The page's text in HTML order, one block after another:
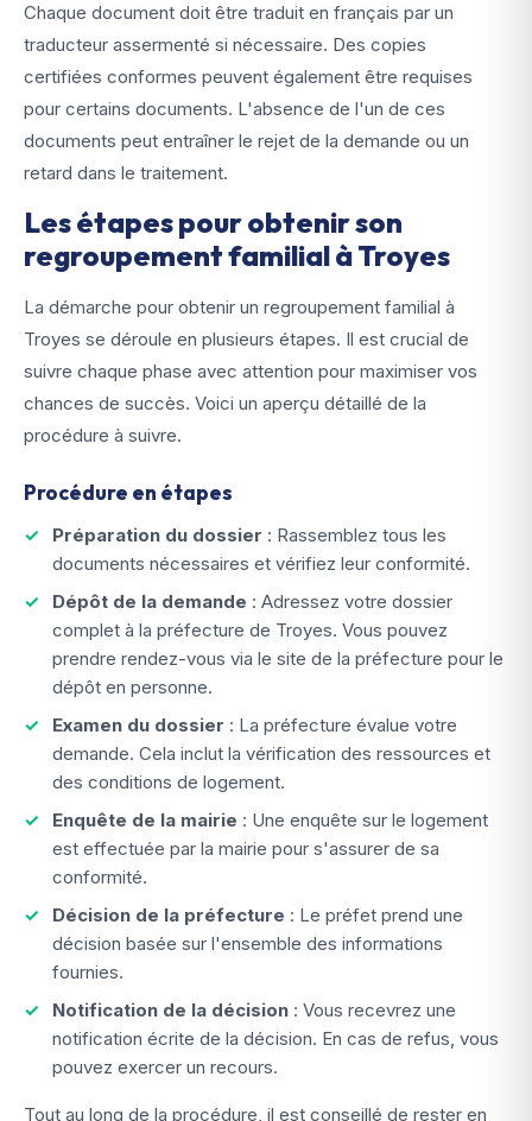
Chaque document doit être traduit en français par un
traducteur assermenté si nécessaire. Des copies
certifiées conformes peuvent également être requises
pour certains documents. L'absence de l'un de ces
documents peut entraîner le rejet de la demande ou un
retard dans le traitement.
Les étapes pour obtenir son
regroupement familial à Troyes
La démarche pour obtenir un regroupement familial à
Troyes se déroule en plusieurs étapes. Il est crucial de
suivre chaque phase avec attention pour maximiser vos
chances de succès. Voici un aperçu détaillé de la
procédure à suivre.
Procédure en étapes
Préparation du dossier : Rassemblez tous les
documents nécessaires et vérifiez leur conformité.
Dépôt de la demande : Adressez votre dossier
complet à la préfecture de Troyes. Vous pouvez
prendre rendez-vous via le site de la préfecture pour le
dépôt en personne.
Examen du dossier : La préfecture évalue votre
demande. Cela inclut la vérification des ressources et
des conditions de logement.
Enquête de la mairie : Une enquête sur le logement
est effectuée par la mairie pour s'assurer de sa
conformité.
Décision de la préfecture : Le préfet prend une
décision basée sur l'ensemble des informations
fournies.
Notification de la décision : Vous recevrez une
notification écrite de la décision. En cas de refus, vous
pouvez exercer un recours.
Tout au long de la procédure, il est conseillé de rester en